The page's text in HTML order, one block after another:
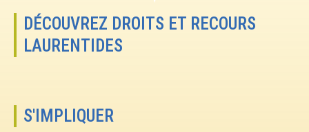
DÉCOUVREZ DROITS ET RECOURS
LAURENTIDES
S'IMPLIQUER